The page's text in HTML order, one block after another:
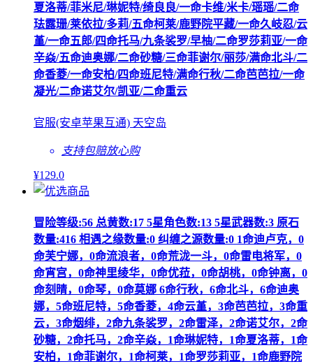
夏洛蒂/菲米尼/琳妮特/绮良良/一命卡维/米卡/瑶瑶/二命
珐露珊/莱依拉/多莉/五命柯莱/鹿野院平藏/一命久岐忍/云
堇/一命五郎/四命托马/九条裟罗/早柚/二命罗莎莉亚/一命
辛焱/五命迪奥娜/二命砂糖/三命菲谢尔/丽莎/满命北斗/二
命香菱/一命安柏/四命班尼特/满命行秋/二命芭芭拉/一命
凝光/二命诺艾尔/凯亚/二命重云
官服(安卓苹果互通) 天空岛
支持包赔放心购
¥129.0
冒险等级:56 总黄数:17 5星角色数:13 5星武器数:3 原石
数量:416 相遇之缘数量:0 纠缠之源数量:0 1命迪卢克，0
命芙宁娜，0命流浪者，0命荒泷一斗，0命雷电将军，0
命宵宫，0命神里绫华，0命优菈，0命胡桃，0命钟离，0
命刻晴，0命琴，0命莫娜 6命行秋，6命北斗，6命迪奥
娜，5命班尼特，5命香菱，4命云堇，3命芭芭拉，3命重
云，3命烟绯，2命九条裟罗，2命雷泽，2命诺艾尔，2命
砂糖，2命托马，2命辛焱，1命琳妮特，1命夏洛蒂，1命
安柏，1命菲谢尔，1命柯莱，1命罗莎莉亚，1命鹿野院